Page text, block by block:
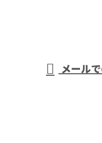
メール